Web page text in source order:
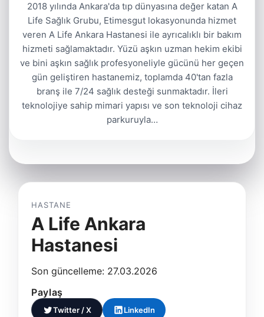
2018 yılında Ankara'da tıp dünyasına değer katan A
Life Sağlık Grubu, Etimesgut lokasyonunda hizmet
veren A Life Ankara Hastanesi ile ayrıcalıklı bir bakım
hizmeti sağlamaktadır. Yüzü aşkın uzman hekim ekibi
ve bini aşkın sağlık profesyoneliyle gücünü her geçen
gün geliştiren hastanemiz, toplamda 40'tan fazla
branş ile 7/24 sağlık desteği sunmaktadır. İleri
teknolojiye sahip mimari yapısı ve son teknoloji cihaz
parkuruyla…
HASTANE
A Life Ankara
Hastanesi
Son güncelleme: 27.03.2026
Paylaş
Twitter / X LinkedIn